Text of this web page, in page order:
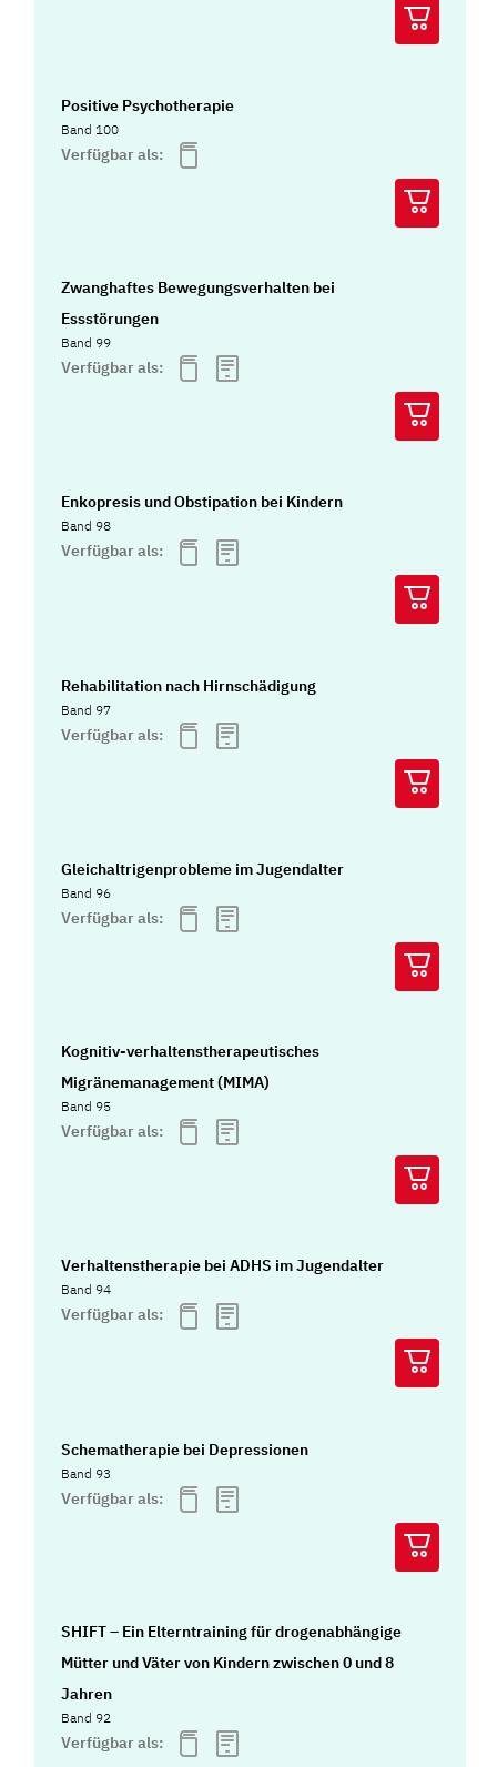
Positive Psychotherapie
Band 100
Verfügbar als:
Zwanghaftes Bewegungsverhalten bei
Essstörungen
Band 99
Verfügbar als:
Enkopresis und Obstipation bei Kindern
Band 98
Verfügbar als:
Rehabilitation nach Hirnschädigung
Band 97
Verfügbar als:
Gleichaltrigenprobleme im Jugendalter
Band 96
Verfügbar als:
Kognitiv-verhaltenstherapeutisches
Migränemanagement (MIMA)
Band 95
Verfügbar als:
Verhaltenstherapie bei ADHS im Jugendalter
Band 94
Verfügbar als:
Schematherapie bei Depressionen
Band 93
Verfügbar als:
SHIFT – Ein Elterntraining für drogenabhängige
Mütter und Väter von Kindern zwischen 0 und 8
Jahren
Band 92
Verfügbar als: